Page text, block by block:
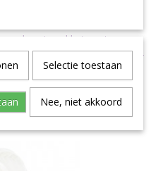
via pakket post.
Selectie toestaan
Nee, niet akkoord